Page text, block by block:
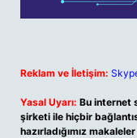
Reklam ve İletişim:
Yasal Uyarı: Bu internet
şirketi ile hiçbir
hazırladığımız